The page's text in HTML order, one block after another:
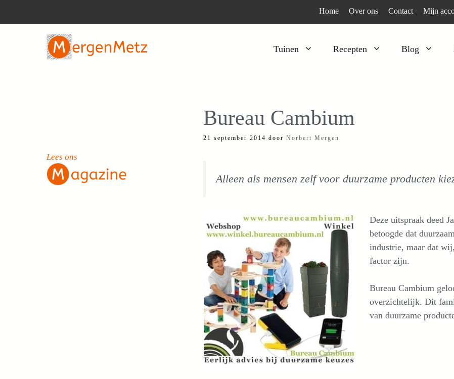
Home Over ons Contact Mijn
Tuinen Recepten Blog
Kruiden
Moestuin
Voedselbos Wortelgroenten
Bureau Cambium
21 september 2014 door Norbert Mergen
Alleen als mensen zelf voor duurzame producten
Deze uitspraak deed
betoogde dat
industrie, maar dat
factor zijn.
Bureau Cambium
overzichtelijk. Dit
van duurzame
Lees ons